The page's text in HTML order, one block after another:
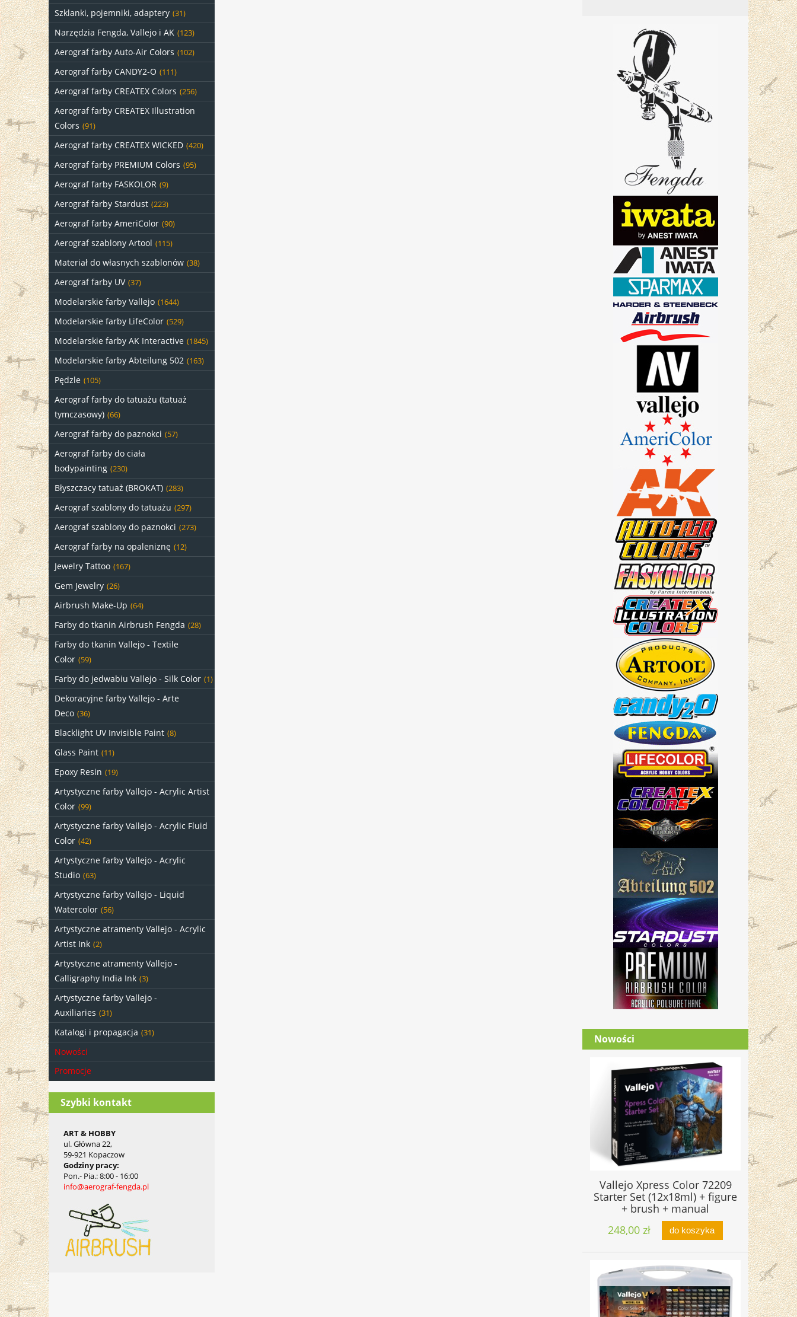
Szklanki, pojemniki, adaptery (31)
Narzędzia Fengda, Vallejo i AK (123)
Aerograf farby Auto-Air Colors (102)
Aerograf farby CANDY2-O (111)
Aerograf farby CREATEX Colors (256)
Aerograf farby CREATEX Illustration
Colors (91)
Aerograf farby CREATEX WICKED (420)
Aerograf farby PREMIUM Colors (95)
Aerograf farby FASKOLOR (9)
Aerograf farby Stardust (223)
Aerograf farby AmeriColor (90)
Aerograf szablony Artool (115)
Materiał do własnych szablonów (38)
Aerograf farby UV (37)
Modelarskie farby Vallejo (1644)
Modelarskie farby LifeColor (529)
Modelarskie farby AK Interactive (1845)
Modelarskie farby Abteilung 502 (163)
Pędzle (105)
Aerograf farby do tatuażu (tatuaż
tymczasowy) (66)
Aerograf farby do paznokci (57)
Aerograf farby do ciała
bodypainting (230)
Błyszczacy tatuaż (BROKAT) (283)
Aerograf szablony do tatuażu (297)
Aerograf szablony do paznokci (273)
Aerograf farby na opaleniznę (12)
Jewelry Tattoo (167)
Gem Jewelry (26)
Airbrush Make-Up (64)
Farby do tkanin Airbrush Fengda (28)
Farby do tkanin Vallejo - Textile
Color (59)
Farby do jedwabiu Vallejo - Silk Color (1)
Dekoracyjne farby Vallejo - Arte
Deco (36)
Blacklight UV Invisible Paint (8)
Glass Paint (11)
Epoxy Resin (19)
Artystyczne farby Vallejo - Acrylic Artist
Color (99)
Artystyczne farby Vallejo - Acrylic Fluid
Color (42)
Artystyczne farby Vallejo - Acrylic
Studio (63)
Artystyczne farby Vallejo - Liquid
Watercolor (56)
Artystyczne atramenty Vallejo - Acrylic
Artist Ink (2)
Artystyczne atramenty Vallejo -
Calligraphy India Ink (3)
Artystyczne farby Vallejo -
Auxiliaries (31)
Katalogi i propagacja (31)
Nowości
Promocje
Szybki kontakt
ART & HOBBY
ul. Główna 22,
59-921 Kopaczow
Godziny pracy:
Pon.- Pia.: 8:00 - 16:00
info@aerograf-fengda.pl
Nowości
Vallejo Xpress Color 72209
Starter Set (12x18ml) + figure
+ brush + manual
248,00 zł
do koszyka